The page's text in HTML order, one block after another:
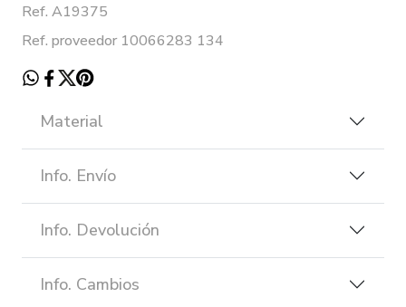
Ref. A19375
Ref. proveedor 10066283 134
Material
Info. Envío
Info. Devolución
Info. Cambios